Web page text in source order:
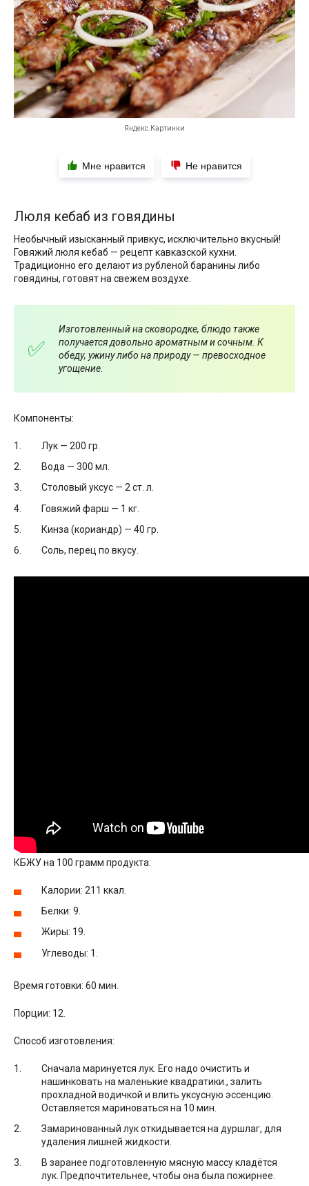
Яндекс.Картинки
Мне нравится Не нравится
Люля кебаб из говядины
Необычный изысканный привкус, исключительно вкусный!
Говяжий люля кебаб — рецепт кавказской кухни.
Традиционно его делают из рубленой баранины либо
говядины, готовят на свежем воздухе.
Изготовленный на сковородке, блюдо также
получается довольно ароматным и сочным. К
обеду, ужину либо на природу — превосходное
угощение.
Компоненты:
Лук — 200 гр.
Вода — 300 мл.
Столовый уксус — 2 ст. л.
Говяжий фарш — 1 кг.
Кинза (кориандр) — 40 гр.
Соль, перец по вкусу.
КБЖУ на 100 грамм продукта:
Калории: 211 ккал.
Белки: 9.
Жиры: 19.
Углеводы: 1.
Время готовки: 60 мин.
Порции: 12.
Способ изготовления:
Сначала маринуется лук. Его надо очистить и
нашинковать на маленькие квадратики., залить
прохладной водичкой и влить уксусную эссенцию.
Оставляется мариноваться на 10 мин.
Замаринованный лук откидывается на дуршлаг, для
удаления лишней жидкости.
В заранее подготовленную мясную массу кладётся
лук. Предпочтительнее, чтобы она была пожирнее.